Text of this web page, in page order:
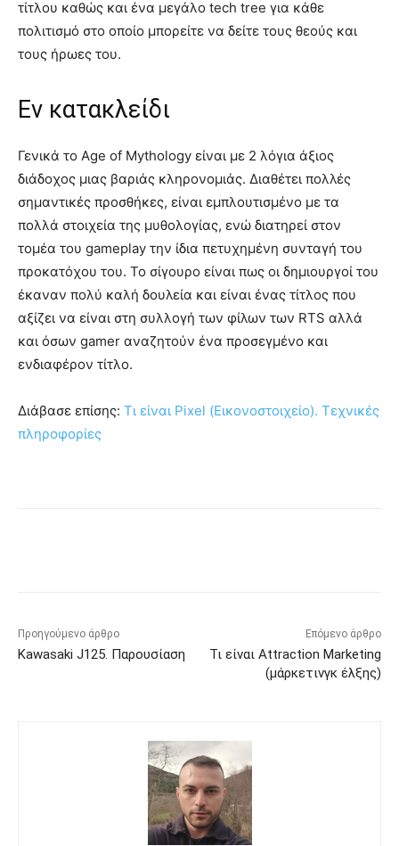
τίτλου καθώς και ένα μεγάλο tech tree για κάθε
πολιτισμό στο οποίο μπορείτε να δείτε τους θεούς και
τους ήρωες του.
Εν κατακλείδι
Γενικά το Age of Mythology είναι με 2 λόγια άξιος
διάδοχος μιας βαριάς κληρονομιάς. Διαθέτει πολλές
σημαντικές προσθήκες, είναι εμπλουτισμένο με τα
πολλά στοιχεία της μυθολογίας, ενώ διατηρεί στον
τομέα του gameplay την ίδια πετυχημένη συνταγή του
προκατόχου του. Το σίγουρο είναι πως οι δημιουργοί του
έκαναν πολύ καλή δουλεία και είναι ένας τίτλος που
αξίζει να είναι στη συλλογή των φίλων των RTS αλλά
και όσων gamer αναζητούν ένα προσεγμένο και
ενδιαφέρον τίτλο.
Διάβασε επίσης: Τι είναι Pixel (Εικονοστοιχείο). Τεχνικές
πληροφορίες
Προηγούμενο άρθρο
Kawasaki J125. Παρουσίαση
Επόμενο άρθρο
Τι είναι Attraction Marketing
(μάρκετινγκ έλξης)